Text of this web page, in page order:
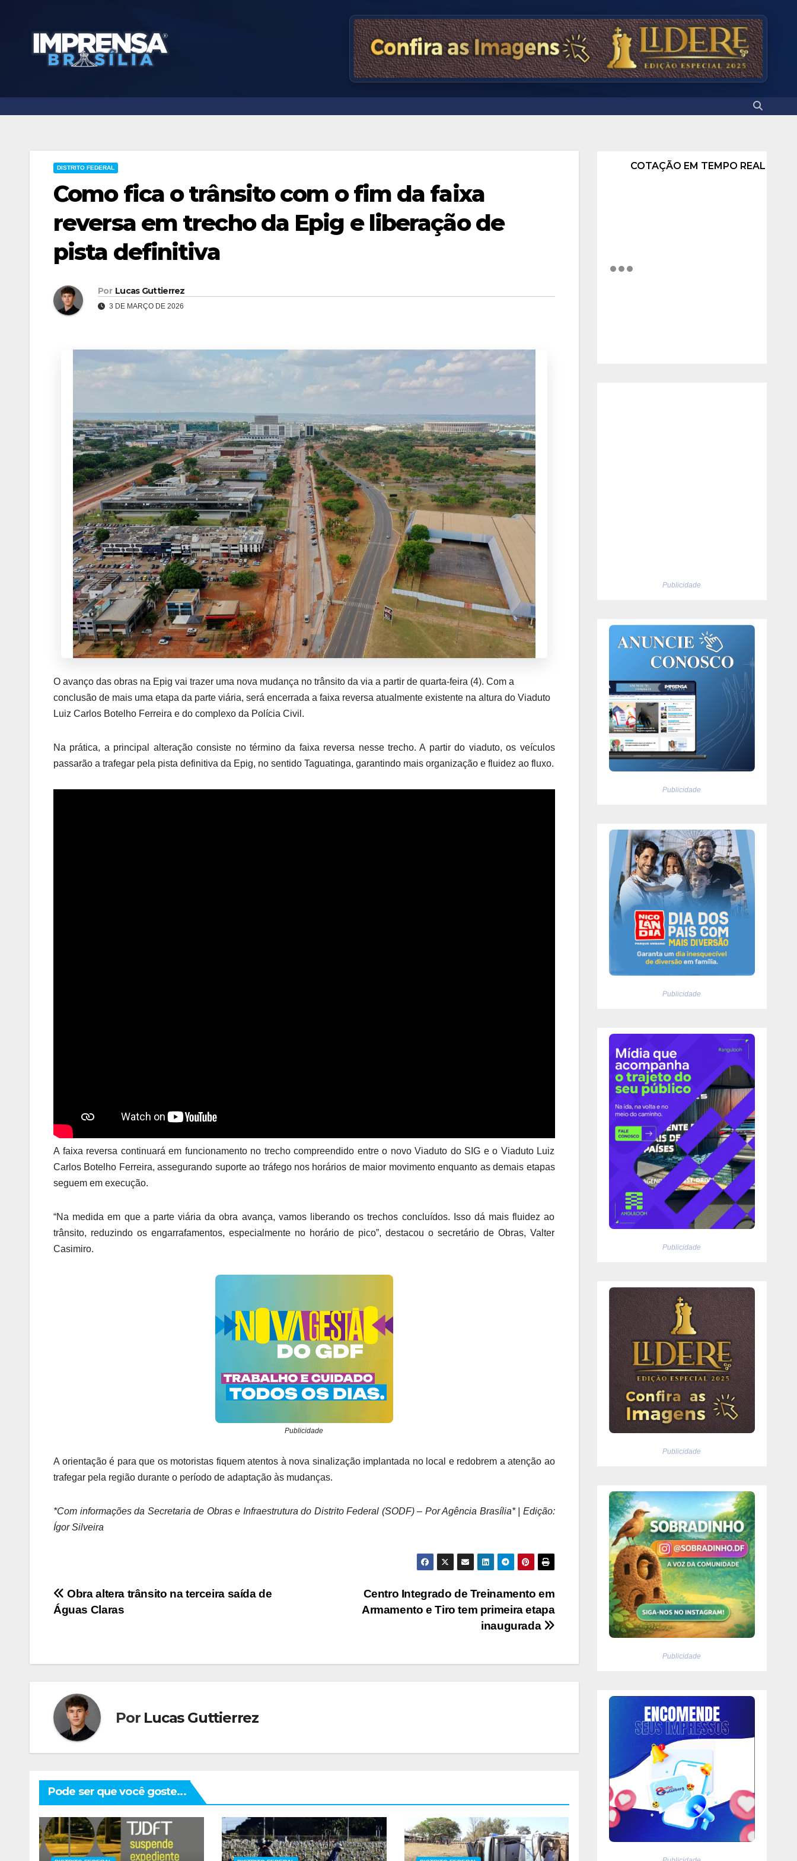
DISTRITO FEDERAL
Como fica o trânsito com o fim da faixa
reversa em trecho da Epig e liberação de
pista definitiva
Por Lucas Guttierrez
3 DE MARÇO DE 2026
O avanço das obras na Epig vai trazer uma nova mudança no trânsito da via a partir de quarta-feira (4). Com a
conclusão de mais uma etapa da parte viária, será encerrada a faixa reversa atualmente existente na altura do Viaduto
Luiz Carlos Botelho Ferreira e do complexo da Polícia Civil.
Na prática, a principal alteração consiste no término da faixa reversa nesse trecho. A partir do viaduto, os veículos
passarão a trafegar pela pista definitiva da Epig, no sentido Taguatinga, garantindo mais organização e fluidez ao fluxo.
A faixa reversa continuará em funcionamento no trecho compreendido entre o novo Viaduto do SIG e o Viaduto Luiz
Carlos Botelho Ferreira, assegurando suporte ao tráfego nos horários de maior movimento enquanto as demais etapas
seguem em execução.
“Na medida em que a parte viária da obra avança, vamos liberando os trechos concluídos. Isso dá mais fluidez ao
trânsito, reduzindo os engarrafamentos, especialmente no horário de pico”, destacou o secretário de Obras, Valter
Casimiro.
Publicidade
A orientação é para que os motoristas fiquem atentos à nova sinalização implantada no local e redobrem a atenção ao
trafegar pela região durante o período de adaptação às mudanças.
*Com informações da Secretaria de Obras e Infraestrutura do Distrito Federal (SODF) – Por Agência Brasília* | Edição:
Ígor Silveira
Navegação
de
Centro Integrado de Treinamento em
Armamento e Tiro tem primeira etapa
inaugurada
Obra altera trânsito na terceira saída de
Águas Claras
Por Lucas Guttierrez
Pode ser que você goste...
COTAÇÃO EM TEMPO REAL
Publicidade
Publicidade
Publicidade
Publicidade
Publicidade
Publicidade